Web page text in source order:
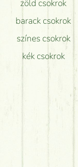
zöld csokrok
barack csokrok
színes csokrok
kék csokrok